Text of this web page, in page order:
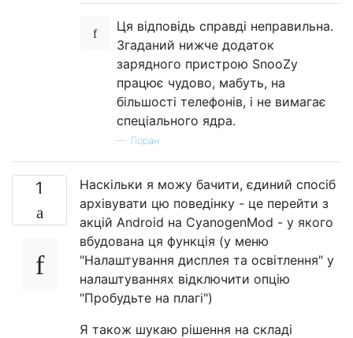
Ця відповідь справді неправильна.
Згаданий нижче додаток
зарядного пристрою SnooZy
працює чудово, мабуть, на
більшості телефонів, і не вимагає
спеціального ядра.
— Лоран
1
Наскільки я можу бачити, єдиний спосіб
архівувати цю поведінку - це перейти з
акцій Android на CyanogenMod - у якого
вбудована ця функція (у меню
"Налаштування дисплея та освітлення" у
налаштуваннях відключити опцію
"Пробудьте на плагі")
Я також шукаю рішення на складі